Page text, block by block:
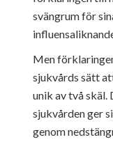
svängrum för
Men
sjukvårds sätt
unik av två skäl.
sjukvården ger
genom